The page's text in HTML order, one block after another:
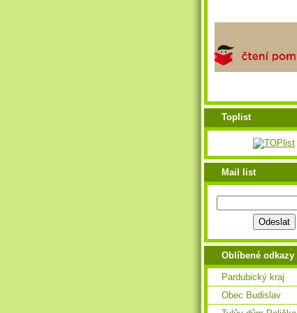
Toplist
Mail list
Oblíbené odkazy
Pardubický kraj
Obec Budislav